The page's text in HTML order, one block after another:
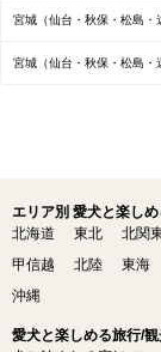
宮城（仙台・秋保・松島・
宮城（仙台・秋保・松島・
エリア別 愛犬と楽し
北海道
東北 北関
甲信越
北陸 東海
沖縄
愛犬と楽しめる旅行/